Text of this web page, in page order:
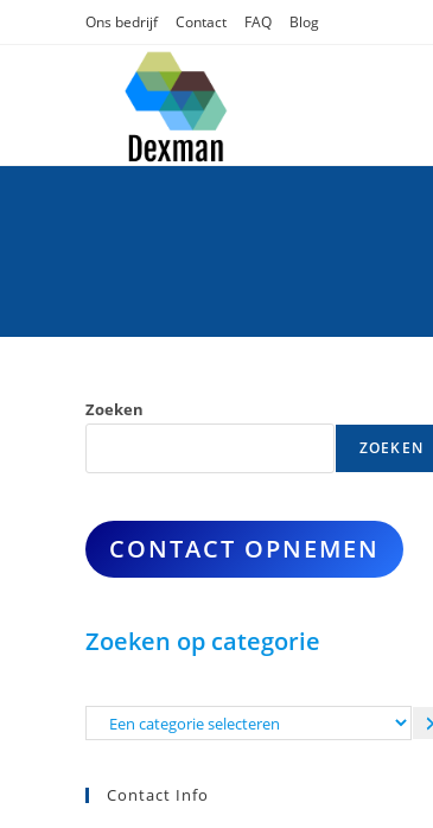
Ons bedrijf Contact FAQ Blog
Zoeken
ZOEKEN
CONTACT OPNEMEN
Zoeken op categorie
Een
Contact Info